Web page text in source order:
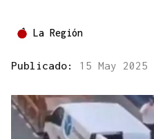
La Región
Publicado: 15 May